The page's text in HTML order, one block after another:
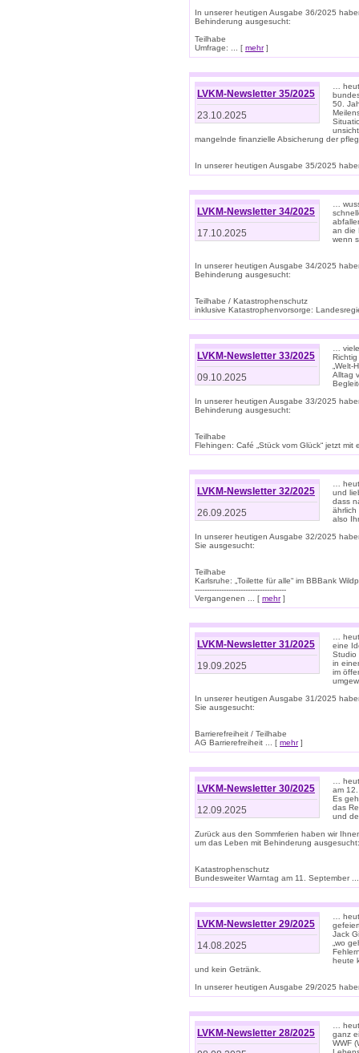
In unserer heutigen Ausgabe 36/2025
Behinderung ausgesucht:
Teilhabe
Umfrage: ... [ mehr]
LVKM-Newsletter 35/2025
23.10.2025
…
50.
mangelnde finanzielle Absicherung der
In unserer heutigen Ausgabe 35/2025
LVKM-Newsletter 34/2025
17.10.2025
…
an die
wenn
In unserer heutigen Ausgabe 34/2025
Behinderung ausgesucht:
Teilhabe / Katastrophenschutz
inklusive Katastrophenvorsorge:
LVKM-Newsletter 33/2025
09.10.2025
…
Alltag
In unserer heutigen Ausgabe 33/2025
Behinderung ausgesucht:
Teilhabe
Flehingen: Café „Stück vom Glück“ jetzt mit
LVKM-Newsletter 32/2025
26.09.2025
…
und
dass
ährlich
also
In unserer heutigen Ausgabe 32/2025
Sie ausgesucht:
Teilhabe
Karlsruhe: „Toilette für alle“ im BBBank
--------------------------------------
Vergangenen ... [ mehr]
LVKM-Newsletter 31/2025
19.09.2025
…
eine
Studio
in
im
In unserer heutigen Ausgabe 31/2025
Sie ausgesucht:
Barrierefreiheit / Teilhabe
AG Barrierefreiheit ... [ mehr]
LVKM-Newsletter 30/2025
12.09.2025
…
am
Es
das
und
Zurück aus den Sommferien haben wir
um das Leben mit Behinderung ausgesucht:
Katastrophenschutz
Bundesweiter Warntag am 11. September
LVKM-Newsletter 29/2025
14.08.2025
…
Jack
„wo
heute
und kein Getränk.
In unserer heutigen Ausgabe 29/2025
LVKM-Newsletter 28/2025
…
ganz
WWF